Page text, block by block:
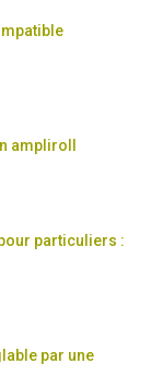
ampliroll
particuliers :
par une